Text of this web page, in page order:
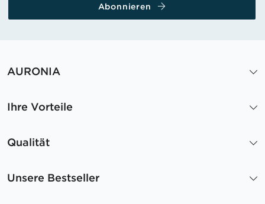
Abonnieren
AURONIA
Ihre Vorteile
Qualität
Unsere Bestseller